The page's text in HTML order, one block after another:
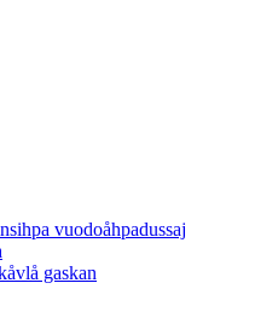
vuodoåhpadussaj
gaskan